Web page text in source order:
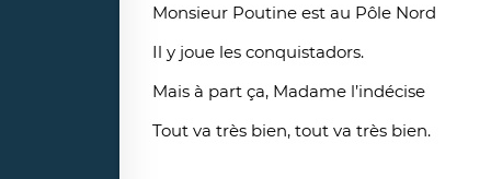
Monsieur Poutine est au Pôle Nord
Il y joue les conquistadors.
Mais à part ça, Madame l’indécise
Tout va très bien, tout va très bien.